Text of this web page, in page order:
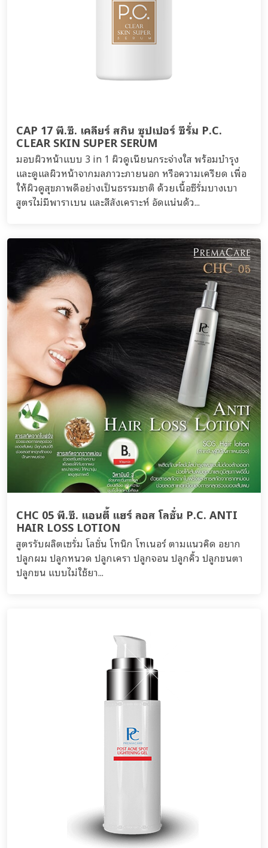
CAP 17 พี.ซี. เคลียร์ สกิน ซุปเปอร์ ซีรั่ม P.C.
CLEAR SKIN SUPER SERUM
มอบผิวหน้าแบบ 3 in 1 ผิวดูเนียนกระจ่างใส พร้อมบำรุง
และดูแลผิวหน้าจากมลภาวะภายนอก หรือความเครียด เพื่อ
ให้ผิวดูสุขภาพดีอย่างเป็นธรรมชาติ ด้วยเนื้อซีรั่มบางเบา
สูตรไม่มีพาราเบน และสีสังเคราะห์ อัดแน่นด้ว...
CHC 05 พี.ซี. แอนตี้ แฮร์ ลอส โลชั่น P.C. ANTI
HAIR LOSS LOTION
สูตรรับผลิตเซรั่ม โลชั่น โทนิก โทเนอร์ ตามแนวคิด อยาก
ปลูกผม ปลูกหนวด ปลูกเครา ปลูกจอน ปลูกคิ้ว ปลูกขนตา
ปลูกขน แบบไม่ใช้ยา...